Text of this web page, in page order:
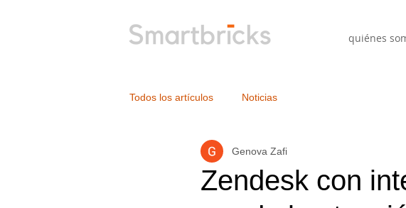
quiénes
Todos los artículos Noticias
Zendesk con
Genova Zafi